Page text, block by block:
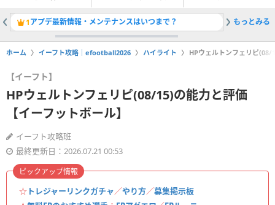
1アプデ最新情報・メンテナンスはいつまで？ 2最強選
もっとみる
ホーム イーフト攻略｜efootball2026 ハイライト HPウェルトンフェリピ(08/
【イーフト】
HPウェルトンフェリピ(08/15)の能力と評価
【イーフットボール】
イーフト攻略班
最終更新日：2026.07.21 00:53
☆ トレジャーリンクガチャ／やり方／募集掲示板
ピックアップ情報